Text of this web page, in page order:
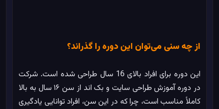
از چه سنی می‌توان این دوره را گذراند؟
این دوره برای افراد بالای 16 سال طراحی شده است. شرکت
در دوره آموزش طراحی سایت و بک اند از سن ۱۶ سال به بالا
کاملاً مناسب است، چرا که در این سن، افراد توانایی یادگیری